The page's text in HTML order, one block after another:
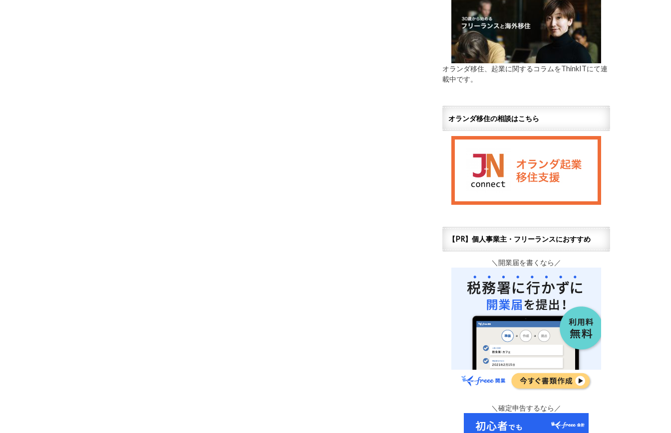
オランダ移住、起業に関するコラムをThinkITにて連
載中です。
オランダ移住の相談はこちら
【PR】個人事業主・フリーランスにおすすめ
＼開業届を書くなら／
＼確定申告するなら／